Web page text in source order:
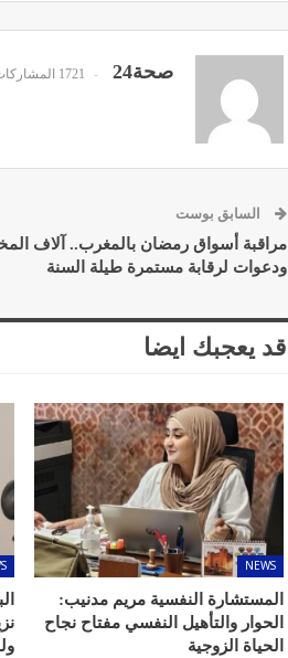
صحة24 1721 المشاركات
السابق بوست
مراقبة أسواق رمضان بالمغرب.. آلاف
ودعوات لرقابة مستمرة طيلة السنة
قد يعجبك ايضا
NEWS
المستشارة النفسية مريم مدنيب:
الحوار والتأهيل النفسي مفتاح نجاح
الحياة الزوجية
د. لحنش شراف:
ديسمبر 11,